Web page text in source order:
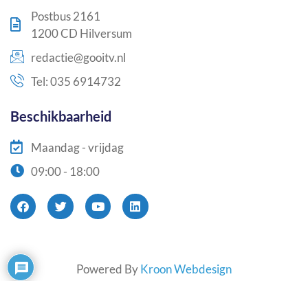
Postbus 2161
1200 CD Hilversum
redactie@gooitv.nl
Tel: 035 6914732
Beschikbaarheid
Maandag - vrijdag
09:00 - 18:00
Powered ByKroon Webdesign